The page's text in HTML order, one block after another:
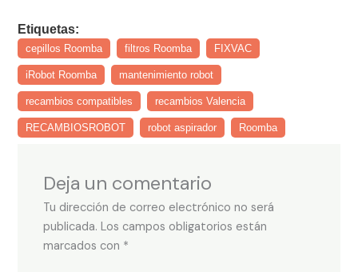
Etiquetas:
cepillos Roomba filtros Roomba FIXVAC
iRobot Roomba mantenimiento robot
recambios compatibles recambios Valencia
RECAMBIOSROBOT robot aspirador Roomba
Deja un comentario
Tu dirección de correo electrónico no será
publicada. Los campos obligatorios están
marcados con *